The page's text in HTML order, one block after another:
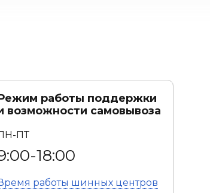
работы поддержки
возможности самовывоза
ПТ
18:00
работы шинных центров